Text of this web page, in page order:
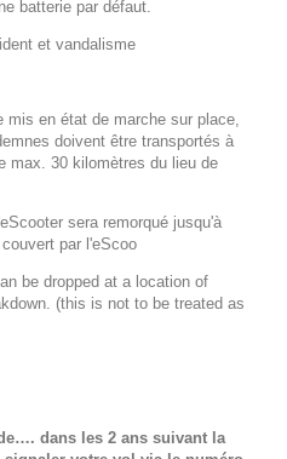
batterie par défaut.
et vandalisme
mis en état de marche sur place,
doivent être transportés à
max. 30 kilomètres du lieu de
sera remorqué jusqu'à
par l'eScoo
be dropped at a location of
(this is not to be treated as
dans les 2 ans suivant la